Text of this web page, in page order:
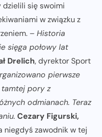
się swoimi
w związku z
– Historia
sięga połowy lat
Drelich, dyrektor Sport
pierwsze
pory z
odmianach. Teraz
Cezary Figurski,
zawodnik w tej